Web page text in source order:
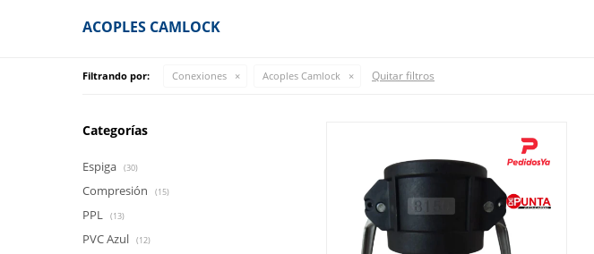
ACOPLES CAMLOCK
Filtrando por: Conexiones Acoples Camlock Quitar filtros
Categorías
Espiga (30)
Compresión (15)
PPL (13)
PVC Azul (12)